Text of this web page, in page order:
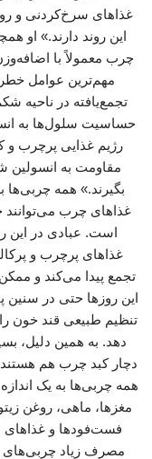
غذاهای سرخ‌کردنی و
این روند دارند.» او
چرب معمولاً با
تجمع‌یافته در ناحیه
حساسیت سلول‌ها به
رژیم غذایی پرچرب و
بگیرند.» همه چربی‌ها
غذاهای چرب می‌توانند
است. عبادی در این
غذاهای پرچرب و
تجمع پیدا می‌کند و
این روزها حتی در
تنظیم طبیعی قند خون
دچار کبد چرب هم
همه چربی‌ها به یک
مغزها، ماهی، روغن
فست‌فودها و غذاهای
مصرف زیاد چربی‌های